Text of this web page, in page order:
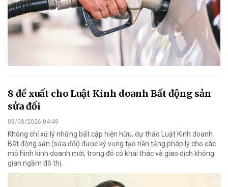
8 đề xuất cho Luật Kinh doanh Bất động sản
sửa đổi
08/08/2026 04:49
Không chỉ xử lý những bất cập hiện hữu, dự thảo Luật Kinh doanh
Bất động sản (sửa đổi) được kỳ vọng tạo nền tảng pháp lý cho các
mô hình kinh doanh mới, trong đó có khai thác và giao dịch không
gian ngầm đô thị.